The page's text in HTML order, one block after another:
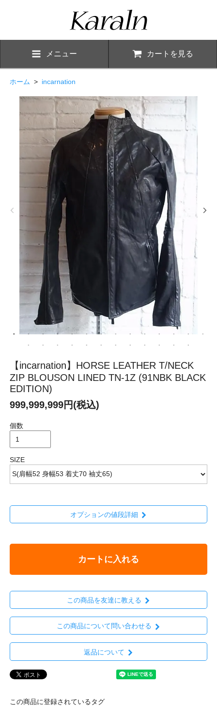
メニュー カートを見る
ホーム > incarnation
【incarnation】HORSE LEATHER T/NECK
ZIP BLOUSON LINED TN-1Z (91NBK BLACK
EDITION)
999,999,999円(税込)
個数
SIZE
オプションの値段詳細
カートに入れる
この商品を友達に教える
この商品について問い合わせる
返品について
この商品に登録されているタグ